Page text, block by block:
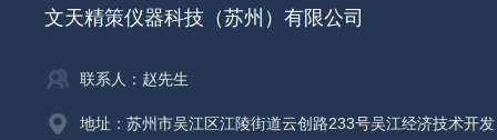
文天精策仪器科技（苏州）有限公司
联系人：赵先生
地址：苏州市吴江区江陵街道云创路233号吴江经济技术开发